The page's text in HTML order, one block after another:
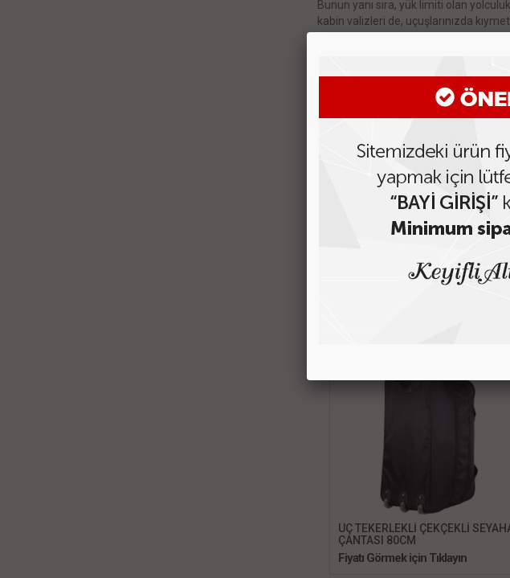
Bunun yanı sıra, yük limiti olan
kabin valizleri de, uçuşlarınızda
hissediyorsanız; farklı boylarda
kaliteli modeller, uygun fiyatlarıyla da
göstermesiyle ayrı bir tercih sebebi
çıkıyorlar. Uzun vadeli
dağcı çantası,
sunduğu geniş ürün yelpazesiyle tüm
kullanıcılara hitap ediyor. Dayanıklı,
merkezlerinde, tren istasyonlarında,
çantaları, dağcı çantaları ve seyehat
rağmen, ürün estetik görünümünden
başarıyorlar. Her türlü promosyon
Hemen Kargo
ÜÇ TEKERLEKLİ ÇEKÇEKLİ
ÇANTASI 80CM
Fiyatı Görmek için Tıklayın